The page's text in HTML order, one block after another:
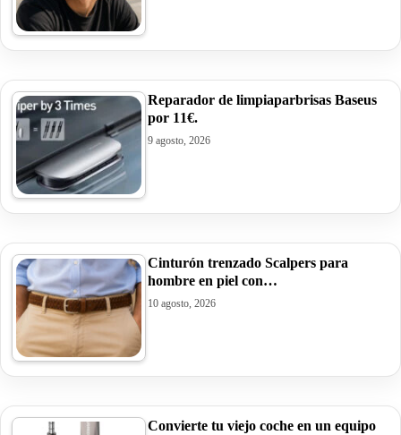
Reparador de limpiaparbrisas Baseus
por 11€.
9 agosto, 2026
Cinturón trenzado Scalpers para
hombre en piel con…
10 agosto, 2026
Convierte tu viejo coche en un equipo